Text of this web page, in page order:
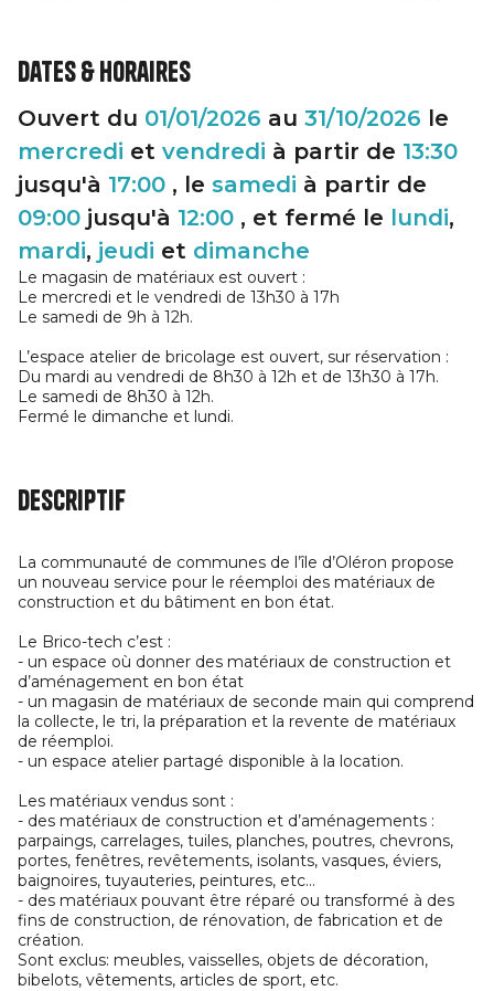
Dates & horaires
Ouvert du 01/01/2026 au 31/10/2026 le
mercredi et vendredi à partir de 13:30
jusqu'à 17:00 , le samedi à partir de
09:00 jusqu'à 12:00 , et fermé le lundi,
mardi, jeudi et dimanche
Le magasin de matériaux est ouvert :
Le mercredi et le vendredi de 13h30 à 17h
Le samedi de 9h à 12h.
L’espace atelier de bricolage est ouvert, sur réservation :
Du mardi au vendredi de 8h30 à 12h et de 13h30 à 17h.
Le samedi de 8h30 à 12h.
Fermé le dimanche et lundi.
Descriptif
La communauté de communes de l’île d’Oléron propose
un nouveau service pour le réemploi des matériaux de
construction et du bâtiment en bon état.
Le Brico-tech c’est :
- un espace où donner des matériaux de construction et
d’aménagement en bon état
- un magasin de matériaux de seconde main qui comprend
la collecte, le tri, la préparation et la revente de matériaux
de réemploi.
- un espace atelier partagé disponible à la location.
Les matériaux vendus sont :
- des matériaux de construction et d’aménagements :
parpaings, carrelages, tuiles, planches, poutres, chevrons,
portes, fenêtres, revêtements, isolants, vasques, éviers,
baignoires, tuyauteries, peintures, etc…
- des matériaux pouvant être réparé ou transformé à des
fins de construction, de rénovation, de fabrication et de
création.
Sont exclus: meubles, vaisselles, objets de décoration,
bibelots, vêtements, articles de sport, etc.